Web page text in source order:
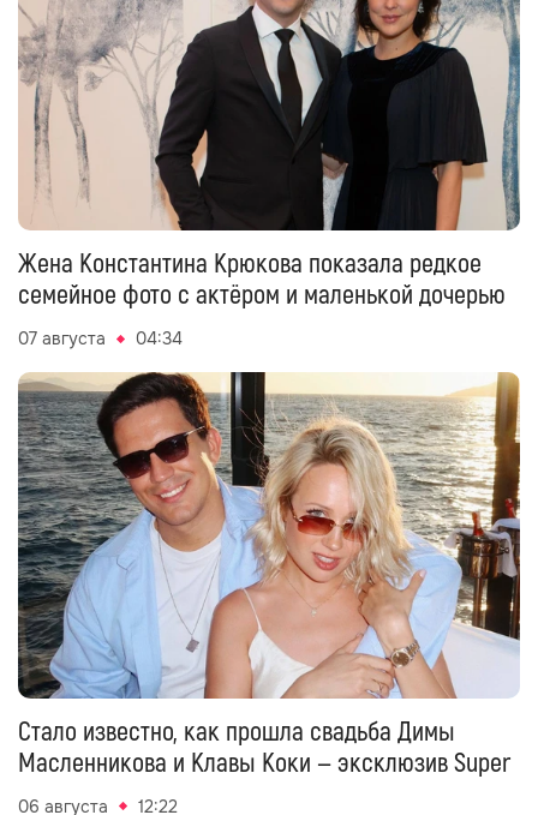
Жена Константина Крюкова показала редкое
семейное фото с актёром и маленькой дочерью
07 августа 04:34
Стало известно, как прошла свадьба Димы
Масленникова и Клавы Коки — эксклюзив Super
06 августа 12:22